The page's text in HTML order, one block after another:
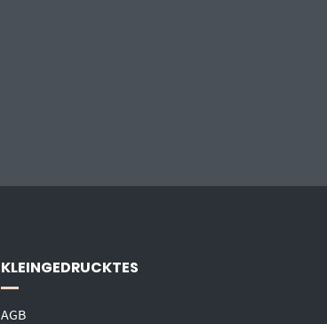
KLEINGEDRUCKTES
AGB